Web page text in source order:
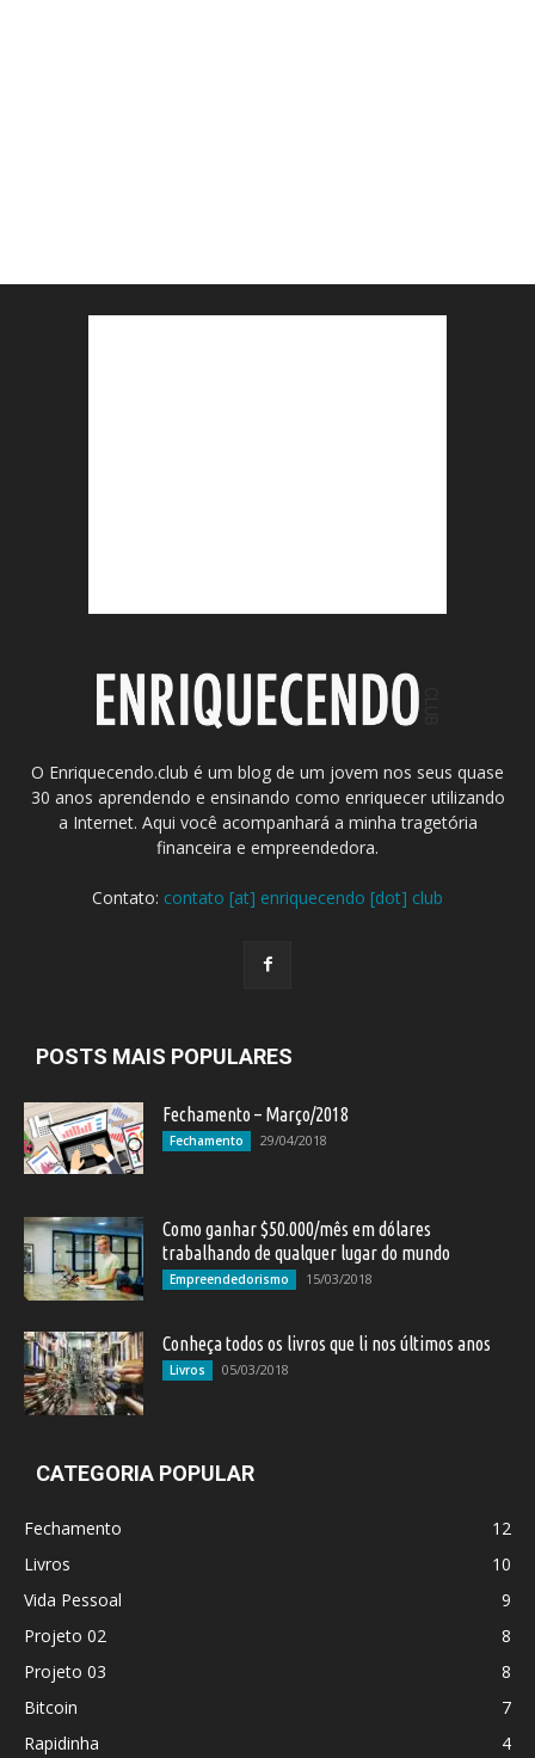
O Enriquecendo.club é um blog de um jovem nos seus quase
30 anos aprendendo e ensinando como enriquecer utilizando
a Internet. Aqui você acompanhará a minha tragetória
financeira e empreendedora.
Contato: contato [at] enriquecendo [dot] club
POSTS MAIS POPULARES
Fechamento – Março/2018
Fechamento 29/04/2018
Como ganhar $50.000/mês em dólares
trabalhando de qualquer lugar do mundo
Empreendedorismo 15/03/2018
Conheça todos os livros que li nos últimos anos
Livros 05/03/2018
CATEGORIA POPULAR
Fechamento
12
Livros
10
Vida Pessoal
9
Projeto 02
8
Projeto 03
8
Bitcoin
7
Rapidinha
4